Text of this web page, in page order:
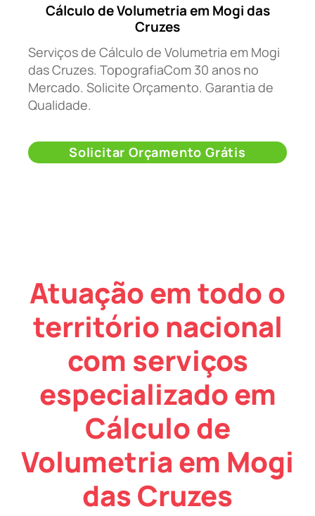
Cálculo de Volumetria em Mogi das
Cruzes
Serviços de Cálculo de Volumetria em Mogi
das Cruzes. TopografiaCom 30 anos no
Mercado. Solicite Orçamento. Garantia de
Qualidade.
Solicitar Orçamento Grátis
Atuação em todo o
território nacional
com serviços
especializado em
Cálculo de
Volumetria em Mogi
das Cruzes